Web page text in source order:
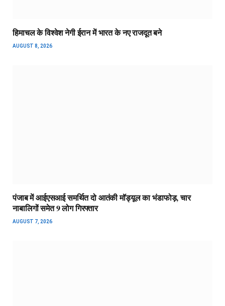
हिमाचल के विश्वेश नेगी ईरान में भारत के नए राजदूत बने
AUGUST 8, 2026
पंजाब में आईएसआई समर्थित दो आतंकी मॉड्यूल का भंडाफोड़, चार
नाबालिगों समेत 9 लोग गिरफ्तार
AUGUST 7, 2026